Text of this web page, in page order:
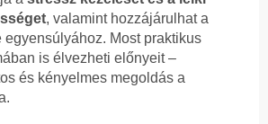
, valamint hozzájárulhat a
egyensúlyához. Most praktikus
is élvezheti előnyeit –
és kényelmes megoldás a